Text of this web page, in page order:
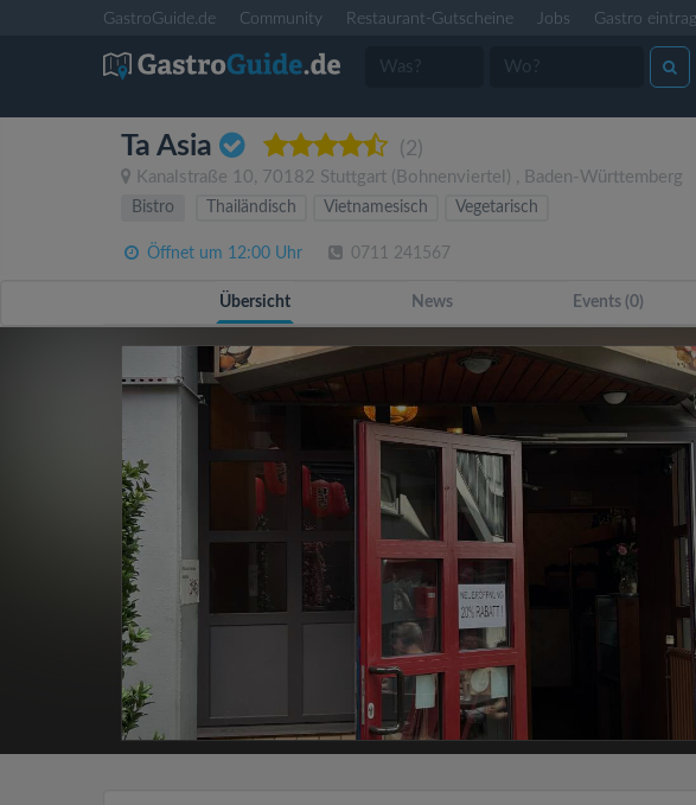
GastroGuide.de Community Restaurant-Gutscheine Jobs Gastro
Ta Asia (2)
Kanalstraße 10, 70182 Stuttgart (Bohnenviertel) , Baden-Württemberg
Bistro Thailändisch Vietnamesisch Vegetarisch
Öffnet um 12:00 Uhr 0711 241567
Übersicht News Events (0)